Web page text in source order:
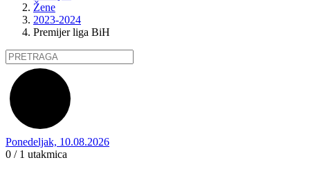
Žene
2023-2024
Premijer liga BiH
Ponedeljak, 10.08.2026
0 / 1 utakmica